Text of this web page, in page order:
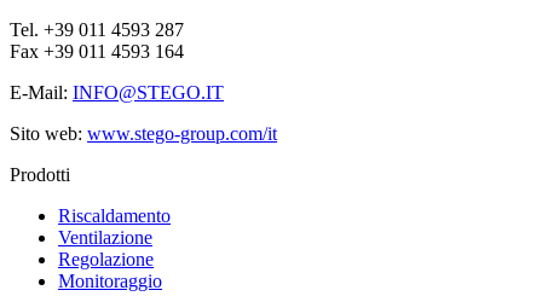
Tel. +39 011 4593 287
Fax +39 011 4593 164
E-Mail: INFO@STEGO.IT
Sito web: www.stego-group.com/it
Prodotti
Riscaldamento
Ventilazione
Regolazione
Monitoraggio